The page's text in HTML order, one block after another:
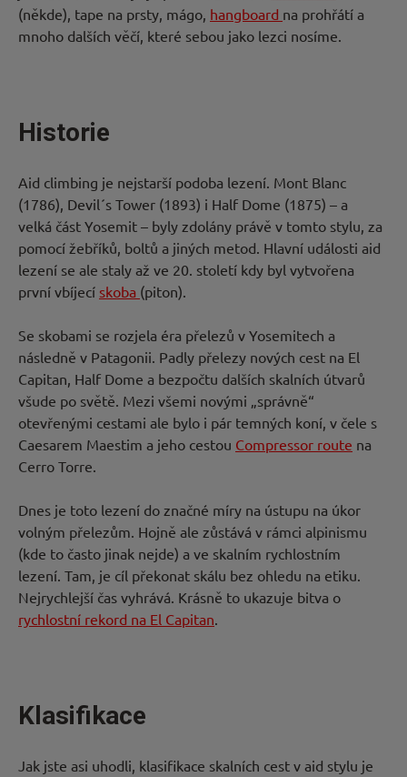
(někde), tape na prsty, mágo, hangboard na prohřátí a
mnoho dalších věčí, které sebou jako lezci nosíme.
Historie
Aid climbing je nejstarší podoba lezení. Mont Blanc
(1786), Devil´s Tower (1893) i Half Dome (1875) – a
velká část Yosemit – byly zdolány právě v tomto stylu, za
pomocí žebříků, boltů a jiných metod. Hlavní události aid
lezení se ale staly až ve 20. století kdy byl vytvořena
první vbíjecí skoba (piton).
Se skobami se rozjela éra přelezů v Yosemitech a
následně v Patagonii. Padly přelezy nových cest na El
Capitan, Half Dome a bezpočtu dalších skalních útvarů
všude po světě. Mezi všemi novými „správně“
otevřenými cestami ale bylo i pár temných koní, v čele s
Caesarem Maestim a jeho cestou Compressor route na
Cerro Torre.
Dnes je toto lezení do značné míry na ústupu na úkor
volným přelezům. Hojně ale zůstává v rámci alpinismu
(kde to často jinak nejde) a ve skalním rychlostním
lezení. Tam, je cíl překonat skálu bez ohledu na etiku.
Nejrychlejší čas vyhrává. Krásně to ukazuje bitva o
rychlostní rekord na El Capitan.
Klasifikace
Jak jste asi uhodli, klasifikace skalních cest v aid stylu je